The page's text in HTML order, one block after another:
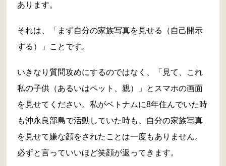
あります。
それは、「まず自分の家族写真を見せる（自己開示
する）」ことです。
いきなり質問攻めにするのではなく、「見て、これ
私の子供（あるいはペット、親）」とスマホの画面
を見せてください。私がベトナムに8年住んでいた時
も沖永良部島で活動していた時も、自分の家族写真
を見せて嫌な顔をされたことは一度もありません。
必ずと言っていいほど笑顔が返ってきます。